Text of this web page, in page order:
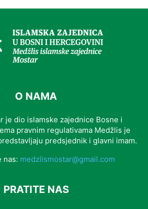
O NAMA
je dio islamske zajednice Bosne i
pravnim regulativama Medžlis je
predsjednik i glavni imam.
nas: medzlismostar@gmail.com
PRATITE NAS